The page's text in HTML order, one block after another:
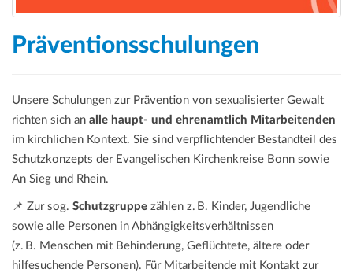
Präventionsschulungen
Unsere Schulungen zur Prävention von sexualisierter Gewalt
richten sich an alle haupt- und ehrenamtlich Mitarbeitenden
im kirchlichen Kontext. Sie sind verpflichtender Bestandteil des
Schutzkonzepts der Evangelischen Kirchenkreise Bonn sowie
An Sieg und Rhein.
📌 Zur sog. Schutzgruppe zählen z. B. Kinder, Jugendliche
sowie alle Personen in Abhängigkeitsverhältnissen
(z. B. Menschen mit Behinderung, Geflüchtete, ältere oder
hilfesuchende Personen). Für Mitarbeitende mit Kontakt zur